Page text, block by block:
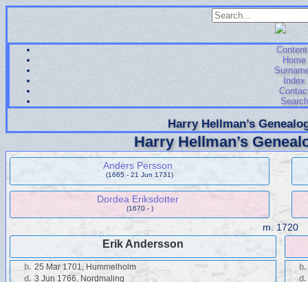
Home
Index
Search
Harry Hellman’s
Harry Hellman’s
Anders Persson
(1665 - 21 Jun 1731)
Dordea Eriksdotter
(1670 - )
m. 1720
Erik Andersson
b. 25 Mar 1701, Hummelholm
d. 3 Jun 1766, Nordmaling
b.
d.